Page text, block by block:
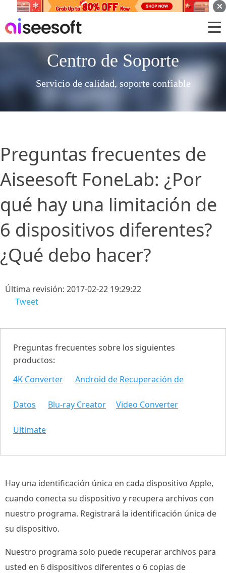
Centro de Soporte
Servicio de calidad, soporte confiable
Preguntas frecuentes de
Aiseesoft FoneLab: ¿Por
qué hay una limitación de
6 dispositivos diferentes?
¿Qué debo hacer?
Última revisión: 2017-02-22 19:29:22
Tweet
Preguntas frecuentes sobre los siguientes
productos:
4K Converter
Android de Recuperación de
Datos Blu-ray Creator Video Converter
Ultimate
Hay una identificación única en cada dispositivo Apple,
cuando conecta su dispositivo y recupera archivos con
nuestro programa. Registrará la identificación única de
su dispositivo.
Nuestro programa solo puede recuperar archivos para
usted en 6 dispositivos diferentes o 6 copias de